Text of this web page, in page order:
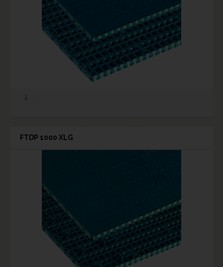
FTDP 1000 XLG